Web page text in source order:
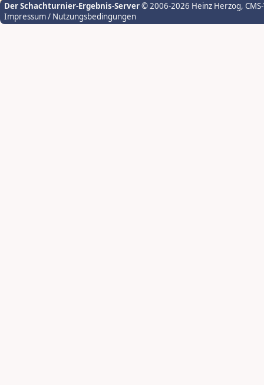
Der Schachturnier-Ergebnis-Server© 2006-2026 Heinz Herzog,
Impressum / Nutzungsbedingungen